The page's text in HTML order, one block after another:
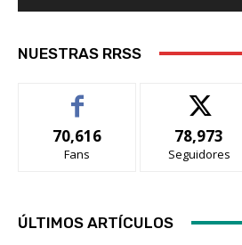
NUESTRAS RRSS
70,616
Fans
78,973
Seguidores
ÚLTIMOS ARTÍCULOS